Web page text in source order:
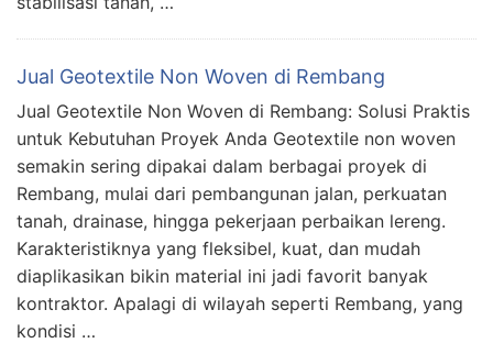
Jual Geotextile Non Woven di Rembang
Jual Geotextile Non Woven di Rembang: Solusi Praktis
untuk Kebutuhan Proyek Anda Geotextile non woven
semakin sering dipakai dalam berbagai proyek di
Rembang, mulai dari pembangunan jalan, perkuatan
tanah, drainase, hingga pekerjaan perbaikan lereng.
Karakteristiknya yang fleksibel, kuat, dan mudah
diaplikasikan bikin material ini jadi favorit banyak
kontraktor. Apalagi di wilayah seperti Rembang, yang
kondisi …